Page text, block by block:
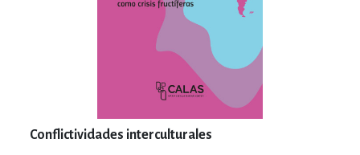
Conflictividades interculturales